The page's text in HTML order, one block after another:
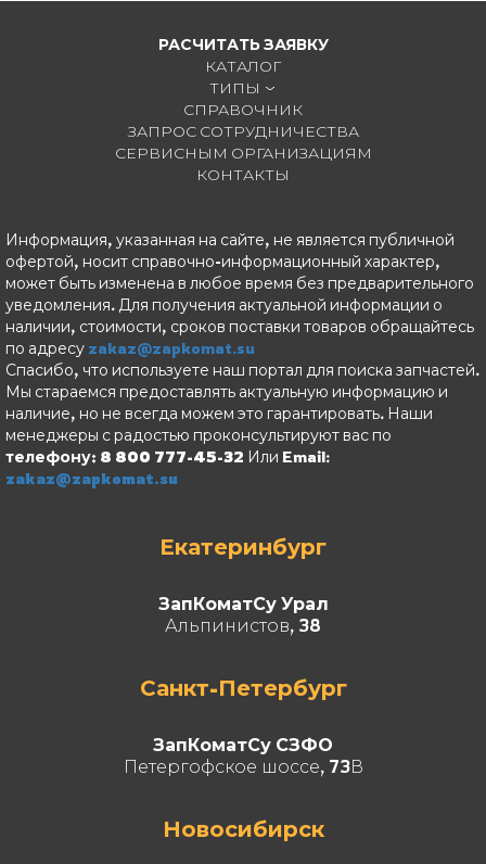
РАСЧИТАТЬ ЗАЯВКУ
КАТАЛОГ
ТИПЫ
СПРАВОЧНИК
ЗАПРОС СОТРУДНИЧЕСТВА
СЕРВИСНЫМ ОРГАНИЗАЦИЯМ
КОНТАКТЫ
Информация, указанная на сайте, не является публичной
офертой, носит справочно-информационный характер,
может быть изменена в любое время без предварительного
уведомления. Для получения актуальной информации о
наличии, стоимости, сроков поставки товаров обращайтесь
по адресу zakaz@zapkomat.su
Спасибо, что используете наш портал для поиска запчастей.
Мы стараемся предоставлять актуальную информацию и
наличие, но не всегда можем это гарантировать. Наши
менеджеры с радостью проконсультируют вас по
телефону: 8 800 777-45-32 Или Email:
zakaz@zapkomat.su
Екатеринбург
ЗапКоматСу Урал
Альпинистов, 38
Санкт-Петербург
ЗапКоматСу СЗФО
Петергофское шоссе, 73В
Новосибирск